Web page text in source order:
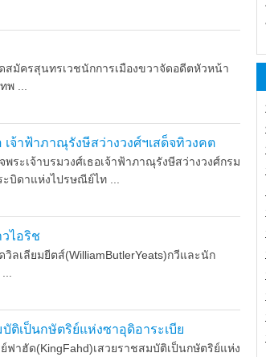
มัครสุนทรเวชนักการเมืองขวาจัดอดีตหัวหน้า
...
เจ้าฟ้าภาณุรังษีสว่างวงศ์ฯเสด็จทิวงคต
ระเจ้าบรมวงศ์เธอเจ้าฟ้าภาณุรังษีสว่างวงศ์กรม
บิดาแห่งไปรษณีย์ไท ...
ไอริช
ลเลียมยีตส์(WilliamButlerYeats)กวีและนัก
ติเป็นกษัตริย์แห่งซาอุดิอาระเบีย
าฮัด(KingFahd)เสวยราชสมบัติเป็นกษัตริย์แห่ง